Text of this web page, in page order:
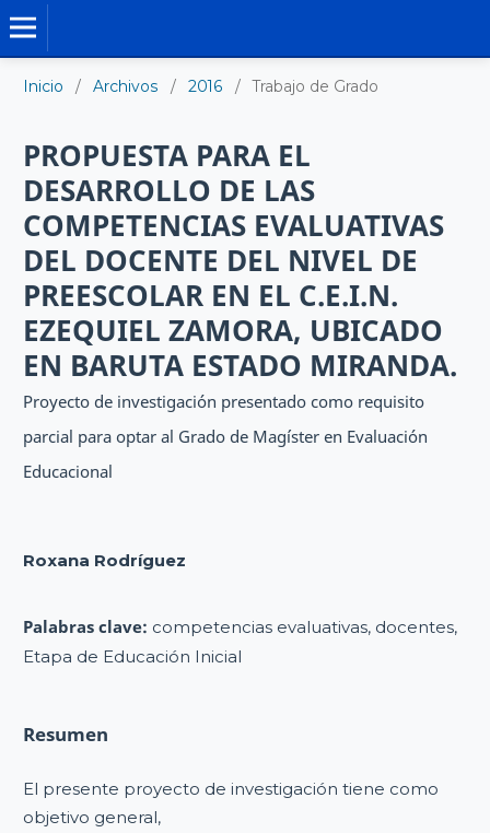
Inicio / Archivos / 2016 / Trabajo de Grado
PROPUESTA PARA EL
DESARROLLO DE LAS
COMPETENCIAS EVALUATIVAS
DEL DOCENTE DEL NIVEL DE
PREESCOLAR EN EL C.E.I.N.
EZEQUIEL ZAMORA, UBICADO
EN BARUTA ESTADO MIRANDA.
Proyecto de investigación presentado como requisito
parcial para optar al Grado de Magíster en Evaluación
Educacional
Roxana Rodríguez
Palabras clave: competencias evaluativas, docentes,
Etapa de Educación Inicial
Resumen
El presente proyecto de investigación tiene como
objetivo general,